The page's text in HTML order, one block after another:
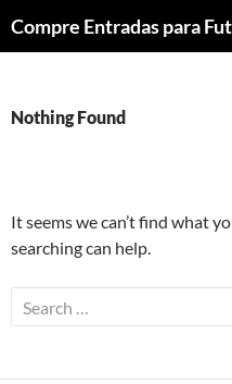
to
Nothing Found
It seems we can’t find what
searching can help.
Search
for: